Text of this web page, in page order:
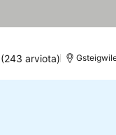
(243 arviota)